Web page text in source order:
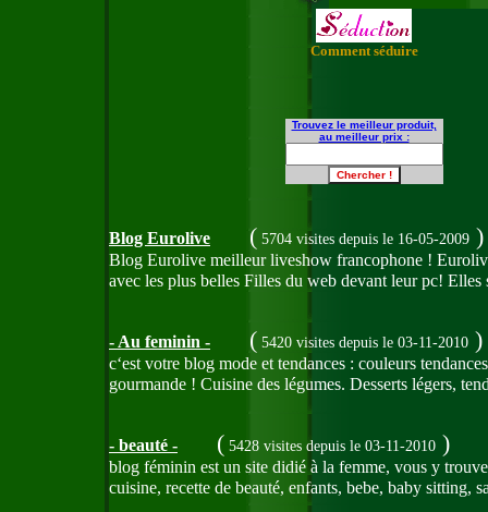
Comment séduire
Trouvez le meilleur produit,
au meilleur prix :
Blog Eurolive ( 5704 visites depuis le 16-05-2009 )
Blog Eurolive meilleur liveshow francophone !
avec les plus belles Filles du web devant leur pc!
- Au feminin - ( 5420 visites depuis le 03-11-2010 )
c‘est votre blog mode et tendances : couleurs
gourmande ! Cuisine des légumes. Desserts légers,
- beauté - ( 5428 visites depuis le 03-11-2010 )
blog féminin est un site didié à la femme, vous y
cuisine, recette de beauté, enfants, bebe, baby sitting,